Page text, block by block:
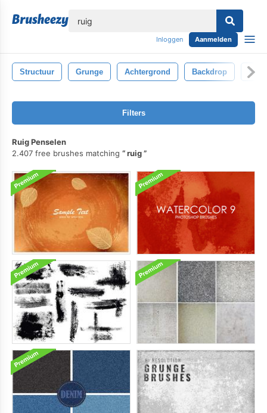
Inloggen Aanmelden
Structuur Grunge Achtergrond Backdrop
Filters
Ruig Penselen
2.407 free brushes matching
ruig